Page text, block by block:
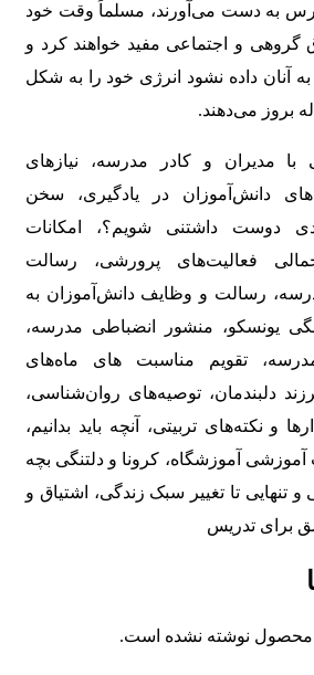
به دست می‌آورند، مسلماً وقت خود
و اجتماعی مفید خواهند کرد و
آنان داده نشود انرژی خود را به شکل
بروز می‌دهند.
با مدیران و کادر مدرسه، نیازهای
دانش‌آموزان در یادگیری، سخن
دوست داشتنی شویم؟، امکانات
فعالیت‌های پرورشی، رسالت
رسالت و وظایف دانش‌آموزان به
یونسکو، منشور انضباطی مدرسه،
مدرسه، تقویم مناسبت های ماه‌های
دلبندمان، توصیه‌های روان‌شناسی،
و نکته‌های تربیتی، آنچه باید بدانیم،
آموزشی آموزشگاه، کرونا و دلتنگی بچه
و تنهایی تا تغییر سبک زندگی، اشتیاق و
برای تدریس
محصول نوشته نشده است.